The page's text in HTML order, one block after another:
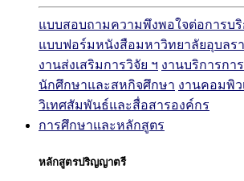
แบบสอบถามความพึงพอใจต่อการบริ
แบบฟอร์มหนังสือมหาวิทยาลัยอุบลร
งานส่งเสริมการวิจัย ฯ งานบริการกา
นักศึกษาและสหกิจศึกษา งานคอมพิว
วิเทศสัมพันธ์และสื่อสารองค์กร
การศึกษาและหลักสูตร
หลักสูตรปริญญาตรี